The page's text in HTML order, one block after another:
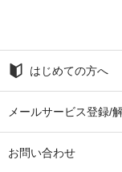
はじめての方へ
メールサービス登録/
お問い合わせ